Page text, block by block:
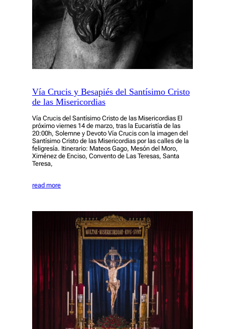
Vía Crucis y Besapiés del Santísimo Cristo
de las Misericordias
Vía Crucis del Santísimo Cristo de las Misericordias El
próximo viernes 14 de marzo, tras la Eucaristía de las
20:00h, Solemne y Devoto Vía Crucis con la imagen del
Santísimo Cristo de las Misericordias por las calles de la
feligresía. Itinerario: Mateos Gago, Mesón del Moro,
Ximénez de Enciso, Convento de Las Teresas, Santa
Teresa,
read more